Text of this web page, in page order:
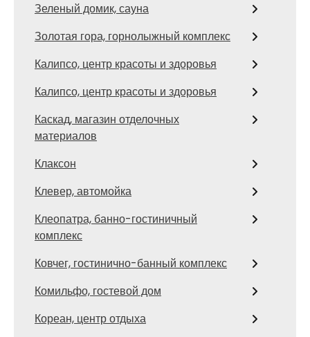
Зеленый домик, сауна
Золотая гора, горнолыжный комплекс
Калипсо, центр красоты и здоровья
Калипсо, центр красоты и здоровья
Каскад, магазин отделочных
материалов
Клаксон
Клевер, автомойка
Клеопатра, банно-гостиничный
комплекс
Ковчег, гостинично-банный комплекс
Комильфо, гостевой дом
Кореан, центр отдыха